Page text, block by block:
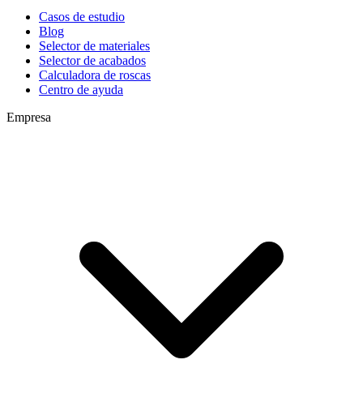
Casos de estudio
Blog
Selector de materiales
Selector de acabados
Calculadora de roscas
Centro de ayuda
Empresa